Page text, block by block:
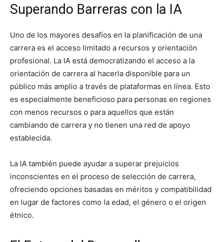
Superando Barreras con la IA
Uno de los mayores desafíos en la planificación de una
carrera es el acceso limitado a recursos y orientación
profesional. La IA está democratizando el acceso a la
orientación de carrera al hacerla disponible para un
público más amplio a través de plataformas en línea. Esto
es especialmente beneficioso para personas en regiones
con menos recursos o para aquellos que están
cambiando de carrera y no tienen una red de apoyo
establecida.
La IA también puede ayudar a superar prejuicios
inconscientes en el proceso de selección de carrera,
ofreciendo opciones basadas en méritos y compatibilidad
en lugar de factores como la edad, el género o el origen
étnico.